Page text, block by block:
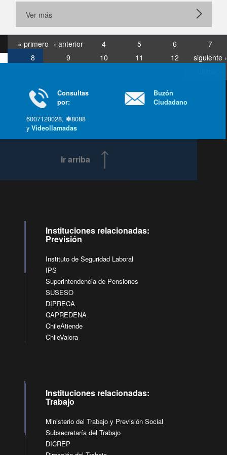
Ver más
« primero ‹ anterior 4 5 6
7
8
9 10 11 12
siguiente ›
Consultas
por:
6007120028, ✽8088
yVideollamadas
Buzón
Ciudadano
Ir arriba
Instituciones relacionadas:
Previsión
Instituto de Seguridad Laboral
IPS
Superintendencia de Pensiones
SUSESO
DIPRECA
CAPREDENA
ChileAtiende
ChileValora
Instituciones relacionadas:
Trabajo
Ministerio del Trabajo y Previsión Social
Subsecretaría del Trabajo
DICREP